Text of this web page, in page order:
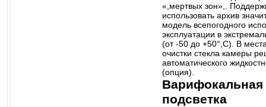
«,мертвых зон»,.
использовать архив
модель всепогодного
эксплуатации в
(от -50 до +50°,C). В
очистки стекла камеры
автоматического
(опция).
Варифокальная
подсветка